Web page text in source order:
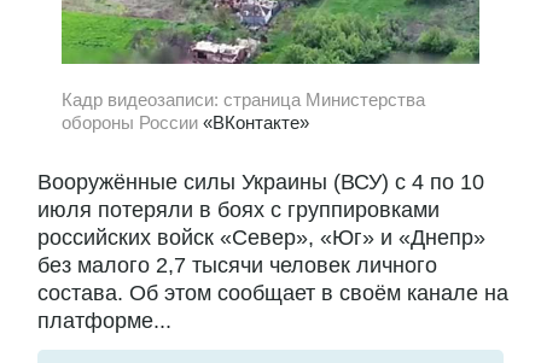
Кадр видеозаписи: страница Министерства
обороны России «ВКонтакте»
Вооружённые силы Украины (ВСУ) с 4 по 10
июля потеряли в боях с группировками
российских войск «Север», «Юг» и «Днепр»
без малого 2,7 тысячи человек личного
состава. Об этом сообщает в своём канале на
платформе...